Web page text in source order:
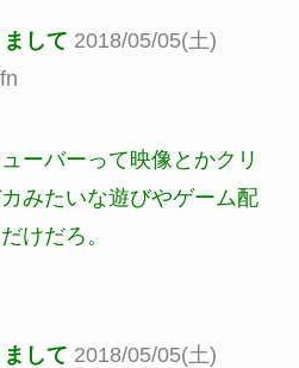
して 2018/05/05(土)
ーバーって映像とかクリ
みたいな遊びやゲーム配
けだろ。
して 2018/05/05(土)